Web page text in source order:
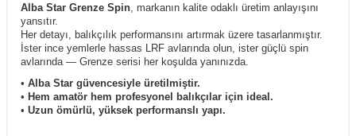
Alba Star Grenze Spin , markanın kalite odaklı üretim anlayışını
yansıtır.
Her detayı, balıkçılık performansını artırmak üzere tasarlanmıştır.
İster ince yemlerle hassas LRF avlarında olun, ister güçlü spin
avlarında — Grenze serisi her koşulda yanınızda.
• Alba Star güvencesiyle üretilmiştir.
• Hem amatör hem profesyonel balıkçılar için ideal.
• Uzun ömürlü, yüksek performanslı yapı.